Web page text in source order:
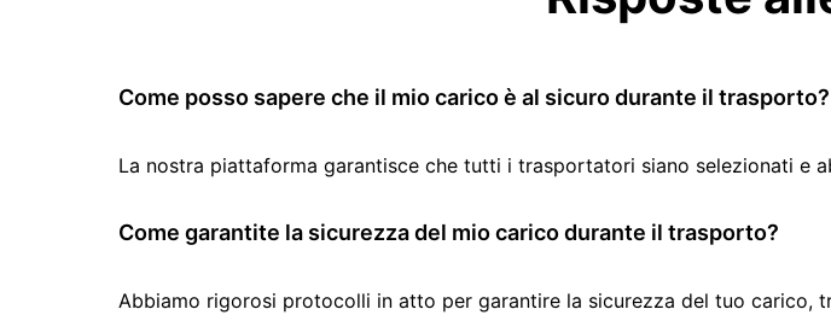
Come posso sapere che il mio carico è al sicuro durante il trasporto?
La nostra piattaforma garantisce che tutti i trasportatori siano selezionati e
Come garantite la sicurezza del mio carico durante il trasporto?
Abbiamo rigorosi protocolli in atto per garantire la sicurezza del tuo carico,